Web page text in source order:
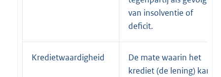
van insolventie of
deficit.
Kredietwaardigheid
De mate waarin het
krediet (de lening) kan